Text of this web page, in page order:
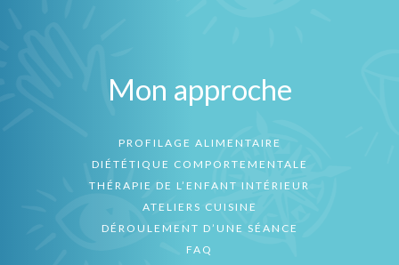
Mon approche
PROFILAGE ALIMENTAIRE
DIÉTÉTIQUE COMPORTEMENTALE
THÉRAPIE DE L’ENFANT INTÉRIEUR
ATELIERS CUISINE
DÉROULEMENT D’UNE SÉANCE
FAQ